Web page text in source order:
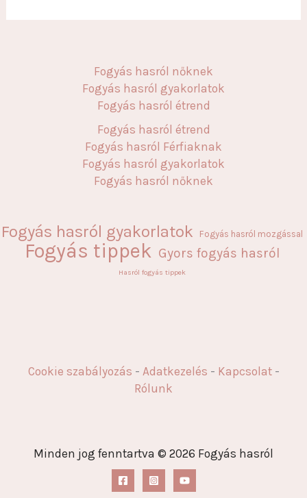
Fogyás hasról nőknek
Fogyás hasról gyakorlatok
Fogyás hasról étrend
Fogyás hasról étrend
Fogyás hasról Férfiaknak
Fogyás hasról gyakorlatok
Fogyás hasról nőknek
Fogyás hasról gyakorlatok Fogyás hasról mozgással
Fogyás tippek Gyors fogyás hasról
Hasról fogyás tippek
Cookie szabályozás - Adatkezelés - Kapcsolat-
Rólunk
Minden jog fenntartva © 2026 Fogyás hasról